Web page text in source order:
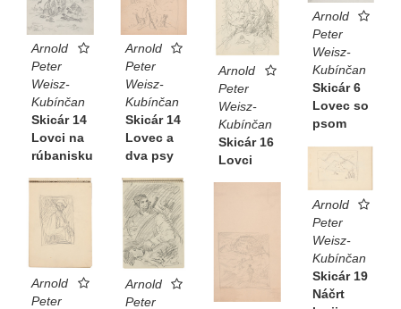
Arnold
Peter
Weisz-
Kubínčan
Skicár 6
Lovec so
psom
Arnold
Peter
Weisz-
Kubínčan
Skicár 14
Lovci na
rúbanisku
Arnold
Peter
Weisz-
Kubínčan
Skicár 14
Lovec a
dva psy
Arnold
Peter
Weisz-
Kubínčan
Skicár 16
Lovci
Arnold
Peter
Weisz-
Kubínčan
Skicár 19
Náčrt
Arnold
Peter
Arnold
Peter